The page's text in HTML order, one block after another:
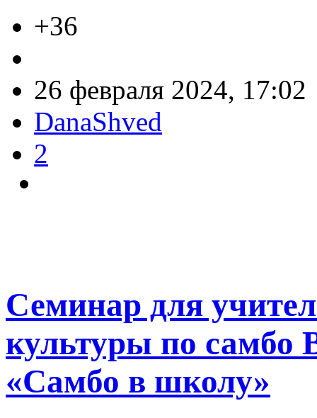
+36
26 февраля 2024, 17:02
DanaShved
2
Семинар для
культуры по самбо
«Самбо в школу»